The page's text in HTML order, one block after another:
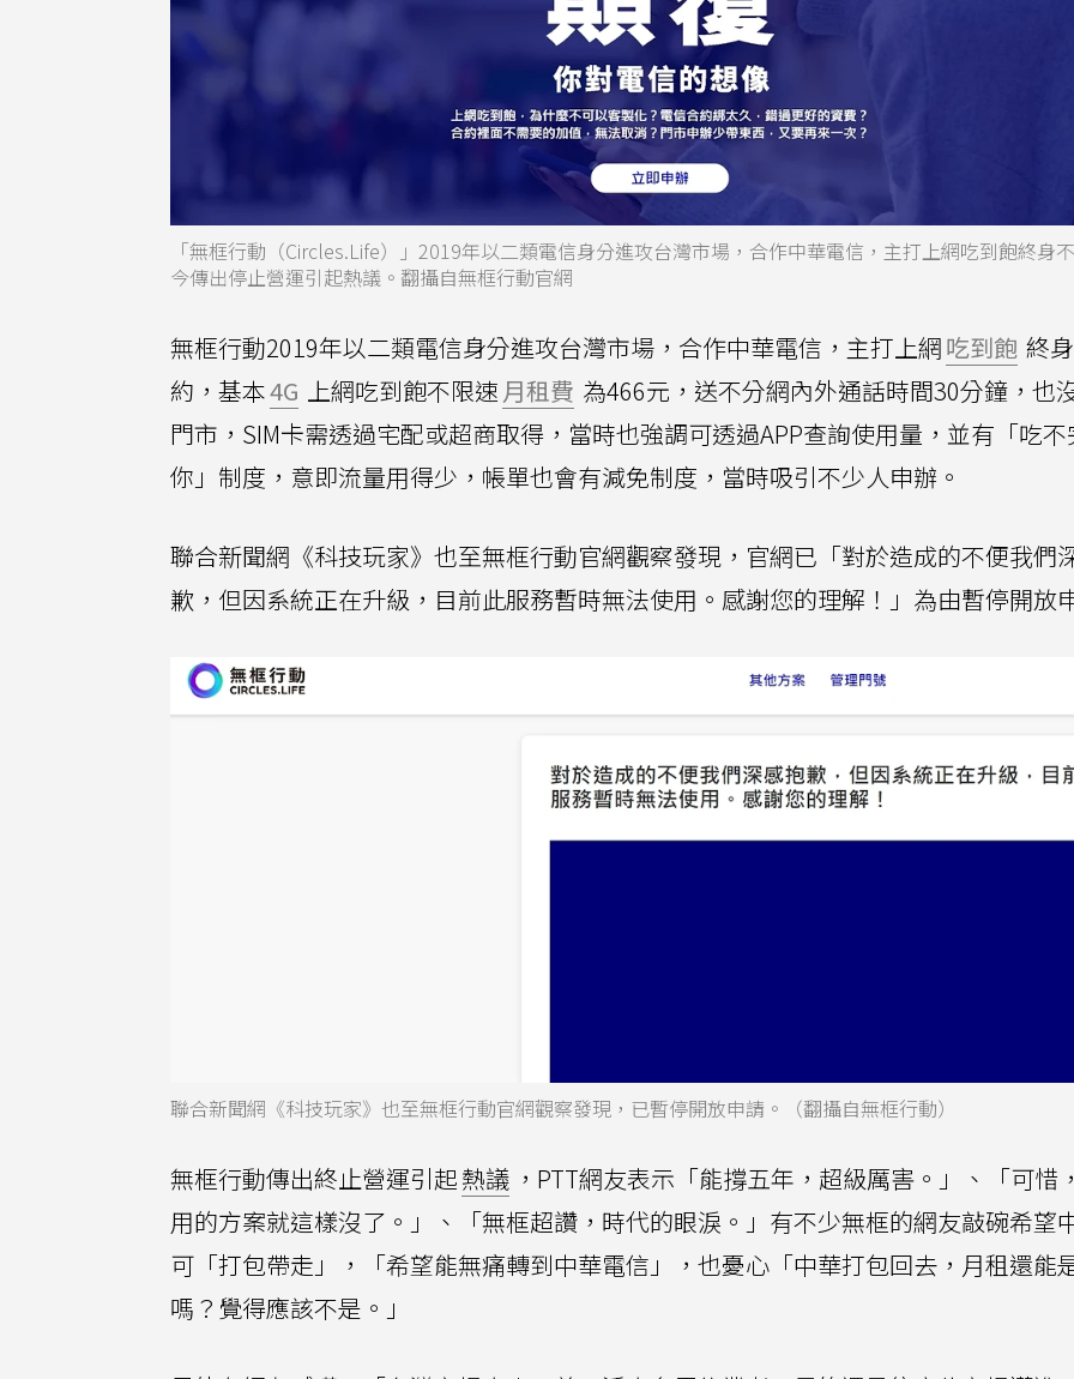
「無框行動（Circles.Life）」2019年以二類電信身分進攻台灣市場，合作中華電信，主打上網吃到飽終身
今傳出停止營運引起熱議。翻攝自無框行動官網
無框行動2019年以二類電信身分進攻台灣市場，合作中華電信，主打上網吃到飽 終
約，基本4G 上網吃到飽不限速 月租費 為466元，送不分網內外通話時間30分鐘，也
門市，SIM卡需透過宅配或超商取得，當時也強調可透過APP查詢使用量，並有「吃
你」制度，意即流量用得少，帳單也會有減免制度，當時吸引不少人申辦。
聯合新聞網《科技玩家》也至無框行動官網觀察發現，官網已「對於造成的不便我們
歉，但因系統正在升級，目前此服務暫時無法使用。感謝您的理解！」為由暫停開放
聯合新聞網《科技玩家》也至無框行動官網觀察發現，已暫停開放申請。（翻攝自無框行動）
無框行動傳出終止營運引起熱議 ，PTT網友表示「能撐五年，超級厲害。」、「可惜
用的方案就這樣沒了。」、「無框超讚，時代的眼淚。」有不少無框的網友敲碗希望
可「打包帶走」，「希望能無痛轉到中華電信」，也憂心「中華打包回去，月租還能
嗎？覺得應該不是。」